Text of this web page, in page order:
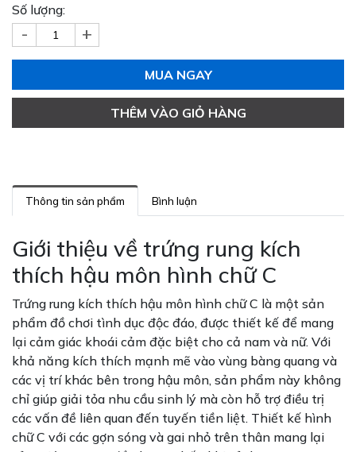
Số lượng:
- +
MUA NGAY
THÊM VÀO GIỎ HÀNG
Thông tin sản phẩm Bình luận
Giới thiệu về trứng rung kích
thích hậu môn hình chữ C
Trứng rung kích thích hậu môn hình chữ C là một sản
phẩm đồ chơi tình dục độc đáo, được thiết kế để mang
lại cảm giác khoái cảm đặc biệt cho cả nam và nữ. Với
khả năng kích thích mạnh mẽ vào vùng bàng quang và
các vị trí khác bên trong hậu môn, sản phẩm này không
chỉ giúp giải tỏa nhu cầu sinh lý mà còn hỗ trợ điều trị
các vấn đề liên quan đến tuyến tiền liệt. Thiết kế hình
chữ C với các gợn sóng và gai nhỏ trên thân mang lại